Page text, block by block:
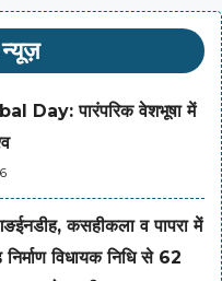
Day: पारंपरिक वेशभूषा में
कसहीकला व पापरा में
निर्माण विधायक निधि से 62